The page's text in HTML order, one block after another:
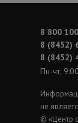
8 800
8 (8452)
8 (8452)
Пн-чт,
не
© «Центр